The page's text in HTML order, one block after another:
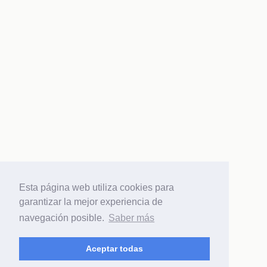
Esta página web utiliza cookies para
garantizar la mejor experiencia de
navegación posible. Saber más
Aceptar todas